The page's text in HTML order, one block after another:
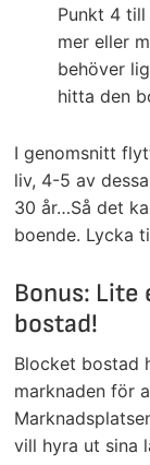
Punkt 4
mer eller
behöver
hitta den
I genomsnitt
liv, 4-5 av
30 år…Så det
boende. Lycka
Bonus:
bostad!
Blocket bostad
marknaden för
vill hyra ut sina